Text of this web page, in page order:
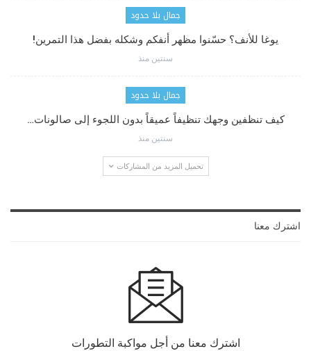
جمال بلا حدود
يوغا للأنف؟ حسّنوا مظهر أنفكم وشكله بفضل هذا التمرين!
سنتين منذ
جمال بلا حدود
كيف تنظفين وجهك تنظيفاً عميقاً بدون اللجوء إلى صالونات…
سنتين منذ
تحميل المزيد من المشاركات
اشترك معنا
اشترك معنا من أجل مواكبة التطورات